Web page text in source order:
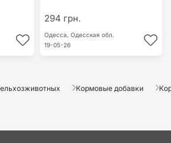
294 грн.
Одесса, Одесская обл.
19-05-26
Кормовые добавки